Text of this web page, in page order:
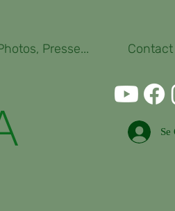
Presse... Contact
Se